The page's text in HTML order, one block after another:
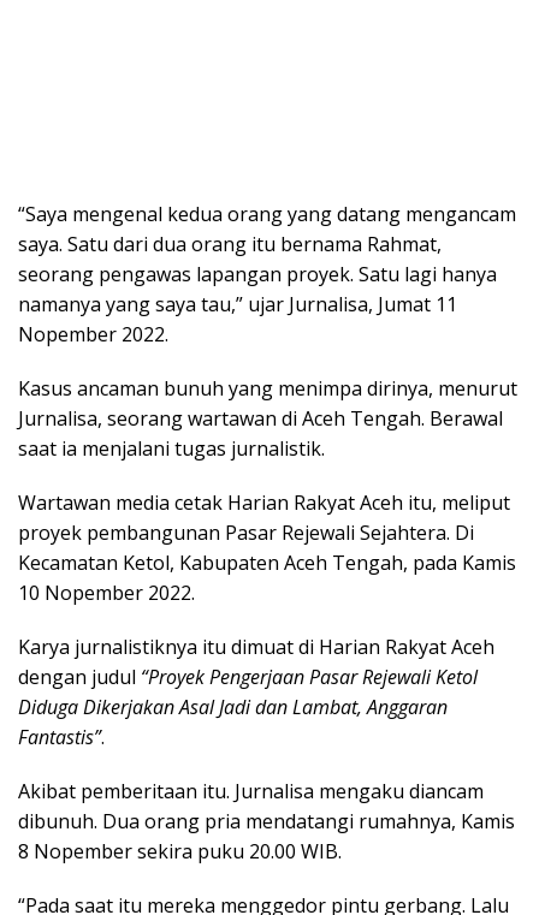
“Saya mengenal kedua orang yang datang mengancam
saya. Satu dari dua orang itu bernama Rahmat,
seorang pengawas lapangan proyek. Satu lagi hanya
namanya yang saya tau,” ujar Jurnalisa, Jumat 11
Nopember 2022.
Kasus ancaman bunuh yang menimpa dirinya, menurut
Jurnalisa, seorang wartawan di Aceh Tengah. Berawal
saat ia menjalani tugas jurnalistik.
Wartawan media cetak Harian Rakyat Aceh itu, meliput
proyek pembangunan Pasar Rejewali Sejahtera. Di
Kecamatan Ketol, Kabupaten Aceh Tengah, pada Kamis
10 Nopember 2022.
Karya jurnalistiknya itu dimuat di Harian Rakyat Aceh
dengan judul “Proyek Pengerjaan Pasar Rejewali Ketol
Diduga Dikerjakan Asal Jadi dan Lambat, Anggaran
Fantastis”.
Akibat pemberitaan itu. Jurnalisa mengaku diancam
dibunuh. Dua orang pria mendatangi rumahnya, Kamis
8 Nopember sekira puku 20.00 WIB.
“Pada saat itu mereka menggedor pintu gerbang. Lalu